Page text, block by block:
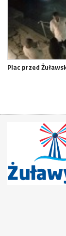
Plac przed